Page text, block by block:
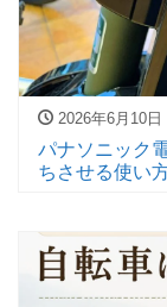
2026年6月10日
パナソニック
ちさせる使い